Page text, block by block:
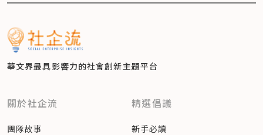
華文界最具影響力的社會創新主題平台
關於社企流
團隊故事
精選倡議
新手必讀